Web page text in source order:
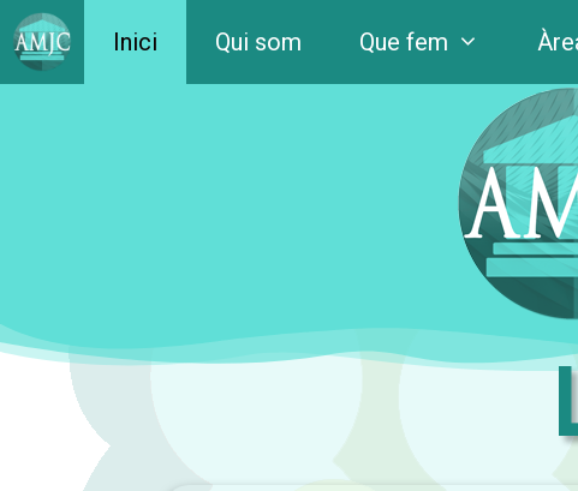
Inici Qui som Que fem